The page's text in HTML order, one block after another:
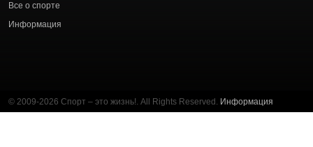
Все о спорте
Информация
© 2009-2026 Спорт – это жизнь!. All Rights Reserved. Информация